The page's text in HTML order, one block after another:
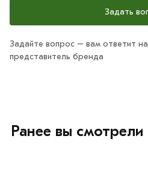
Задать
Задайте вопрос – вам ответит
представитель бренда
Ранее вы смотрели